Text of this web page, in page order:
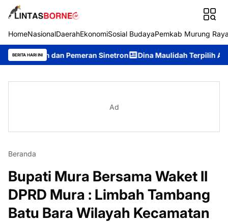
HomeNasionalDaerahEkonomiSosial BudayaPemkab Murung
BERITA HARI INI
Pemeran Sinetron Dina Maulidah Terpilih Aklamasi Pimpin
Ad
Beranda
Bupati Mura Bersama Waket II
DPRD Mura : Limbah Tambang
Batu Bara Wilayah Kecamatan